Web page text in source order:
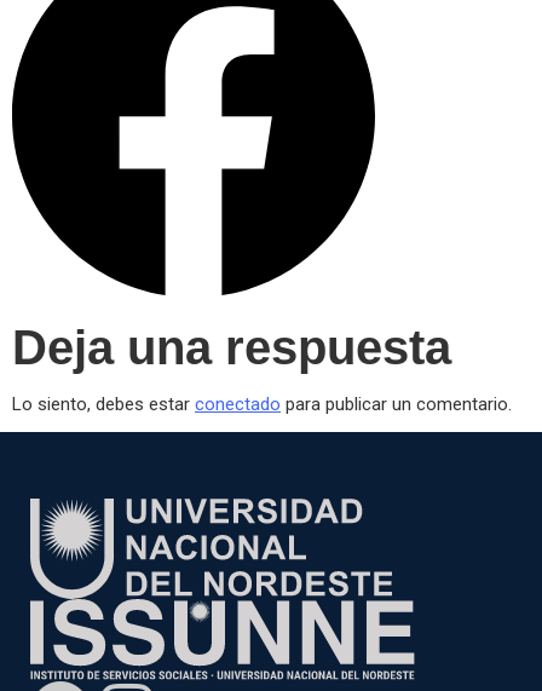
Deja una respuesta
Lo siento, debes estar conectado para publicar un comentario.